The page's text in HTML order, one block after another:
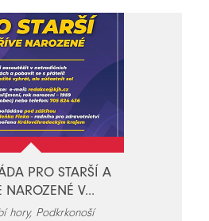
PRO STARŠÍ A
NAROZENÉ V...
hory, Podkrkonoší